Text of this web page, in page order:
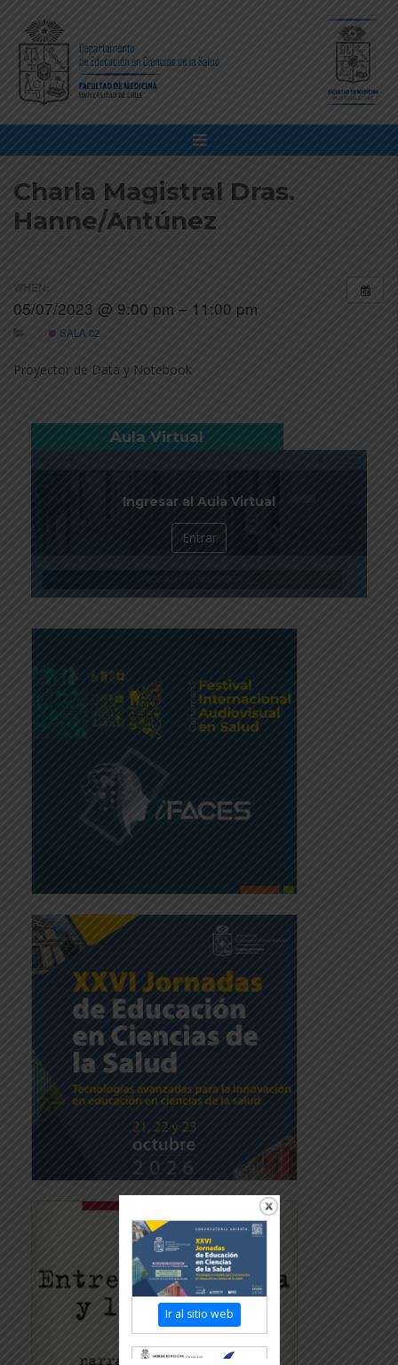
Charla Magistral Dras.
Hanne/Antúnez
WHEN:
05/07/2023 @ 9:00 pm – 11:00 pm
SALA 02
Proyector de Data y Notebook
Aula Virtual
Ingresar al Aula Virtual
Entrar
Ir al sitio web